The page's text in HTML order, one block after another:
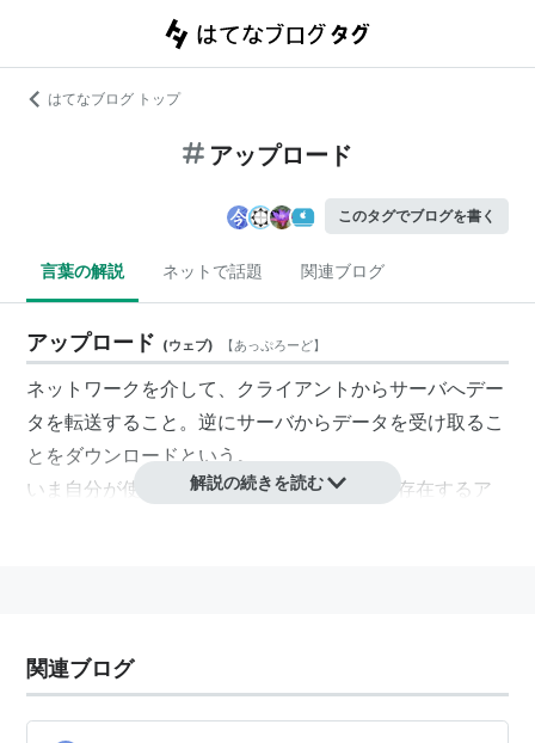
はてなブログ トップ
アップロード
このタグでブログを書く
言葉の解説 ネットで話題 関連ブログ
アップロード (ウェブ) 【あっぷろーど】
ネットワークを介して、クライアントからサーバへデー
タを転送すること。逆にサーバからデータを受け取るこ
とをダウンロードという。
いま自分が使っているPCから、ネット上に存在するア
解説の続きを読む
関連ブログ